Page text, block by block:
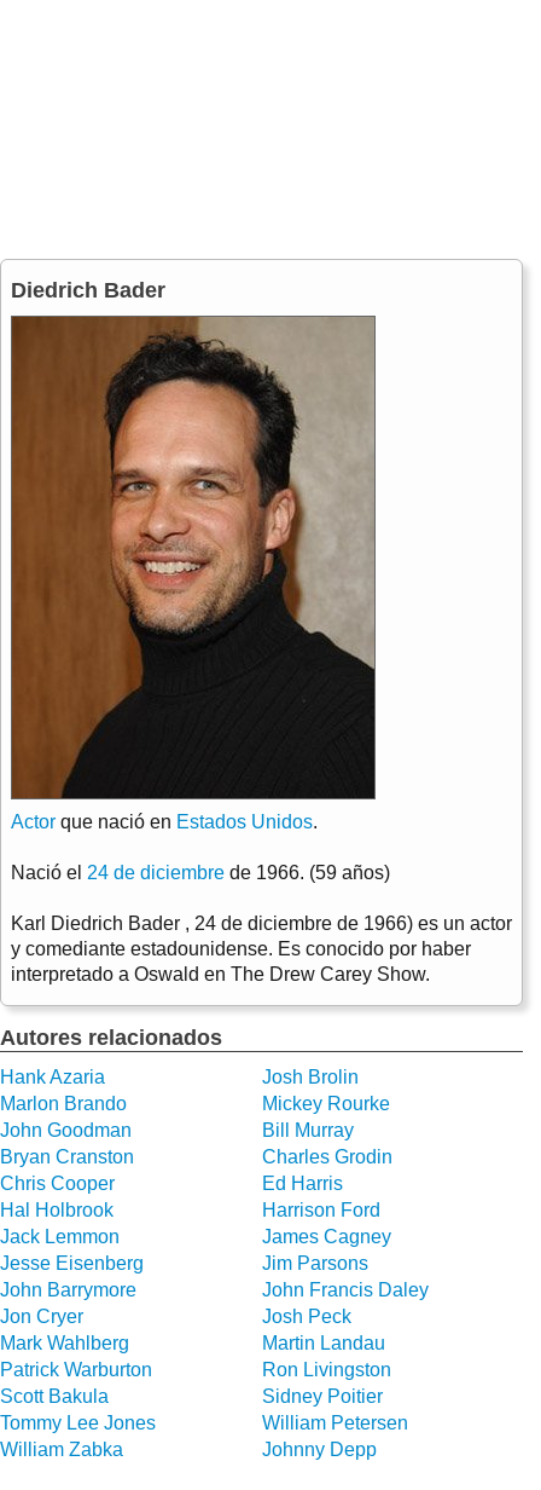
Diedrich Bader
Actor que nació en Estados Unidos.
Nació el 24 de diciembre de 1966. (59 años)
Karl Diedrich Bader , 24 de diciembre de 1966) es un actor
y comediante estadounidense. Es conocido por haber
interpretado a Oswald en The Drew Carey Show.
Autores relacionados
Hank Azaria
Josh Brolin
Marlon Brando
Mickey Rourke
John Goodman
Bill Murray
Bryan Cranston
Charles Grodin
Chris Cooper
Ed Harris
Hal Holbrook
Harrison Ford
Jack Lemmon
James Cagney
Jesse Eisenberg
Jim Parsons
John Barrymore
John Francis Daley
Jon Cryer
Josh Peck
Mark Wahlberg
Martin Landau
Patrick Warburton
Ron Livingston
Scott Bakula
Sidney Poitier
Tommy Lee Jones
William Petersen
William Zabka
Johnny Depp